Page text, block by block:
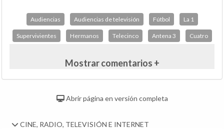
Audiencias Audiencias de televisión Fútbol La 1
Supervivientes Hermanos Telecinco Antena 3 Cuatro
Mostrar comentarios +
Abrir página en versión completa
CINE, RADIO, TELEVISIÓN E INTERNET